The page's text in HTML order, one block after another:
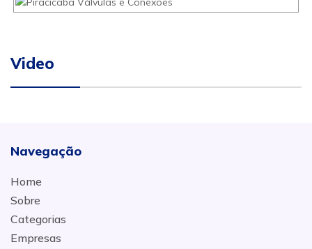
Video
Navegação
Home
Sobre
Categorias
Empresas